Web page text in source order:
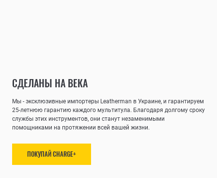
СДЕЛАНЫ НА ВЕКА
Мы - эксклюзивные импортеры Leatherman в Украине, и гарантируем
25-летнюю гарантию каждого мультитула. Благодаря долгому сроку
службы этих инструментов, они станут незаменимыми
помощниками на протяжении всей вашей жизни.
ПОКУПАЙ CHARGE+